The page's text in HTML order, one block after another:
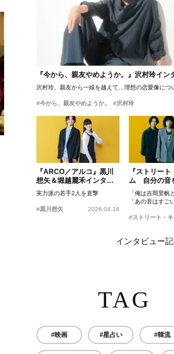
『今から、親友やめようか。』沢村玲イン
沢村玲、親友から一線を越えて…理想の恋愛像につ
#今から、親友やめようか。 #沢村玲
『ARCO／アルコ』黒川
想矢＆堀越麗禾インタビ
ュー
実力派の若手2人を直撃
#黒川想矢 2026.04.18
『ストリー
ム 自分の音
せ。』峯田和
也、吉岡里
ー
「俺は吉岡里帆
「あの音はすご
#ストリート・
インタビュー
TAG
#映画 #星占い #韓流